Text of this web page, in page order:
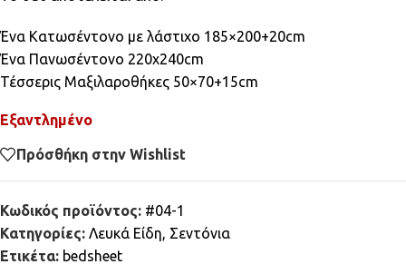
Ένα Κατωσέντονο με λάστιχο 185×200+20cm
Ένα Πανωσέντονο 220x240cm
Τέσσερις Μαξιλαροθήκες 50×70+15cm
Εξαντλημένο
Πρόσθήκη στην Wishlist
Κωδικός προϊόντος: #04-1
Κατηγορίες: Λευκά Είδη, Σεντόνια
Ετικέτα: bedsheet